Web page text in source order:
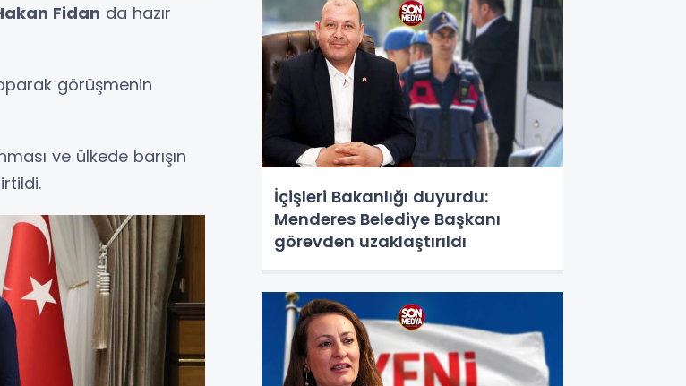
Fidan da hazır
görüşmenin
ve ülkede barışın
İçişleri Bakanlığı duyurdu:
Menderes Belediye Başkanı
görevden uzaklaştırıldı